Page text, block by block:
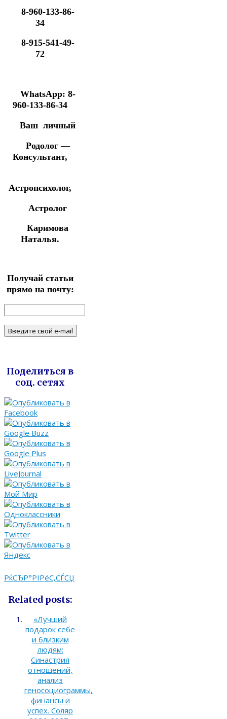
8-960-133-86-
34
8-915-541-49-
72
WhatsApp: 8-
960-133-86-34
Ваш личный
Родолог —
Консультант,
Астропсихолог,
Астролог
Каримова
Наталья.
Получай статьи
прямо на почту:
Поделиться в
соц. сетях
РќСЂР°РІРёС‚СЃСЏ
Related posts:
«Лучший
подарок себе
и близким
людям:
Синастрия
отношений,
анализ
геносоциограммы,
финансы и
успех. Соляр